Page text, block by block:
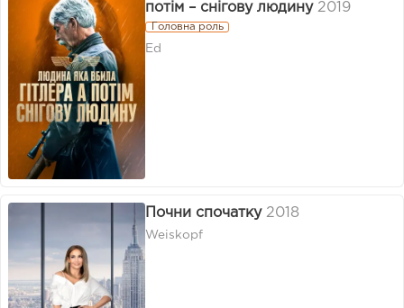
потім – снігову людину 2019
Головна роль
Ed
Почни спочатку 2018
Weiskopf